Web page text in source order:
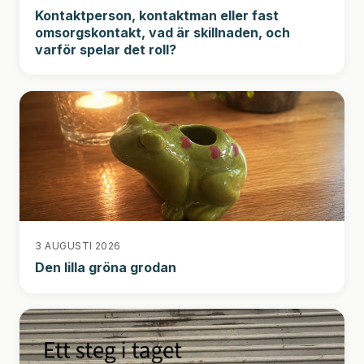
Kontaktperson, kontaktman eller fast
omsorgskontakt, vad är skillnaden, och
varför spelar det roll?
3 AUGUSTI 2026
Den lilla gröna grodan